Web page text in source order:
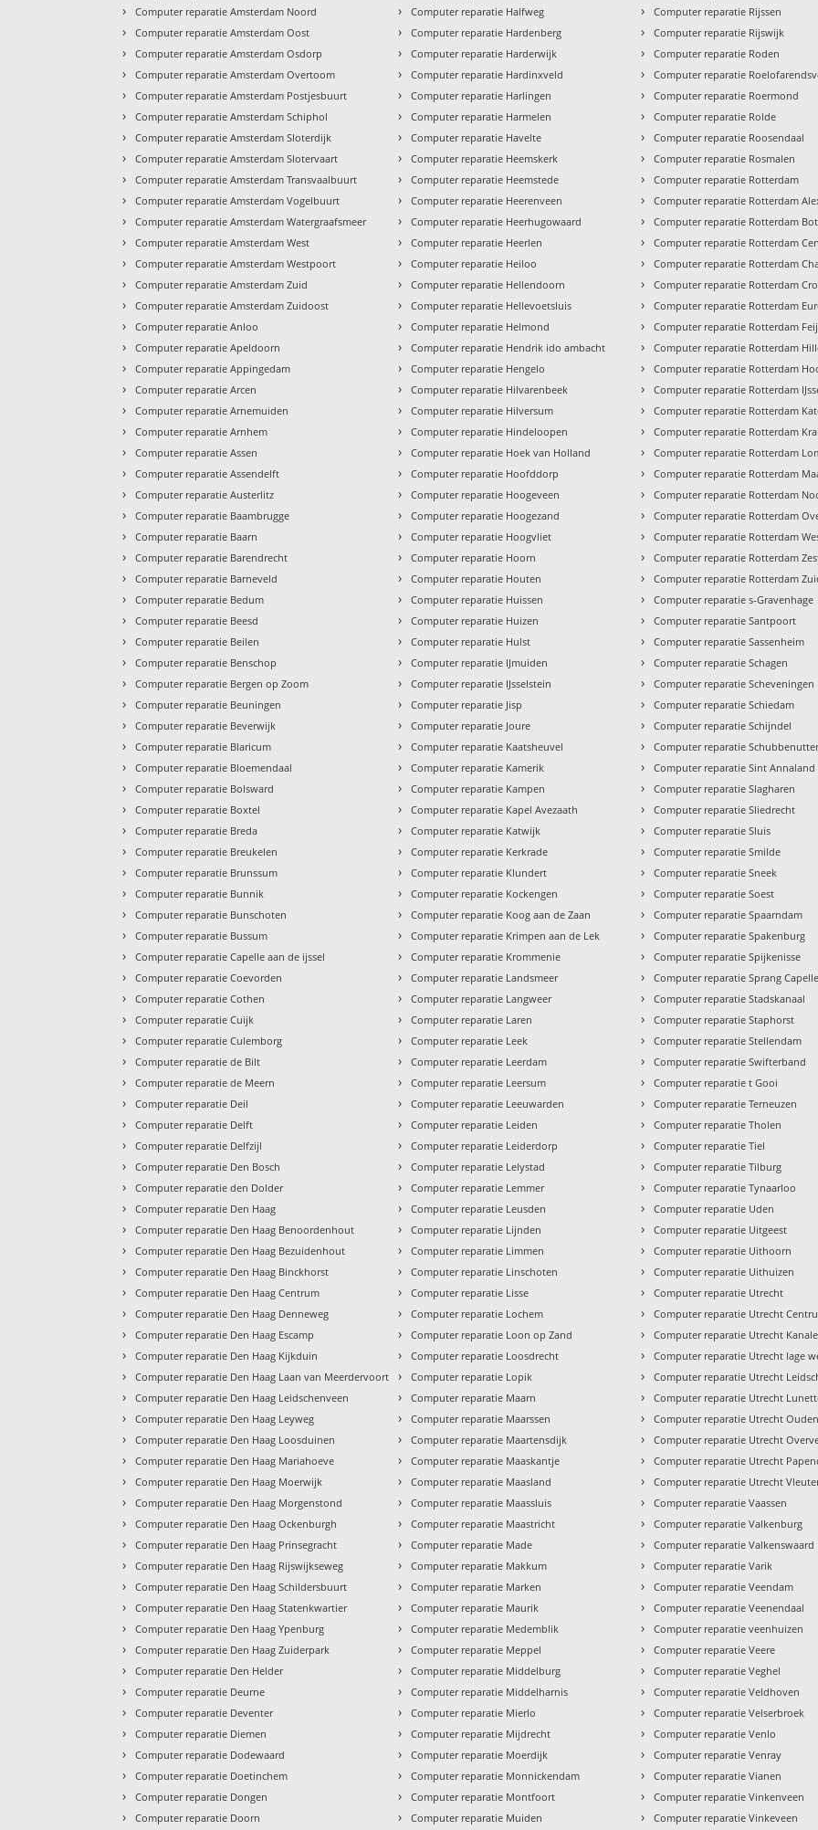
› Computer reparatie Amsterdam Noord
› Computer reparatie Amsterdam Oost
› Computer reparatie Amsterdam Osdorp
› Computer reparatie Amsterdam Overtoom
› Computer reparatie Amsterdam Postjesbuurt
› Computer reparatie Amsterdam Schiphol
› Computer reparatie Amsterdam Sloterdijk
› Computer reparatie Amsterdam Slotervaart
› Computer reparatie Amsterdam Transvaalbuurt
› Computer reparatie Amsterdam Vogelbuurt
› Computer reparatie Amsterdam Watergraafsmeer
› Computer reparatie Amsterdam West
› Computer reparatie Amsterdam Westpoort
› Computer reparatie Amsterdam Zuid
› Computer reparatie Amsterdam Zuidoost
› Computer reparatie Anloo
› Computer reparatie Apeldoorn
› Computer reparatie Appingedam
› Computer reparatie Arcen
› Computer reparatie Arnemuiden
› Computer reparatie Arnhem
› Computer reparatie Assen
› Computer reparatie Assendelft
› Computer reparatie Austerlitz
› Computer reparatie Baambrugge
› Computer reparatie Baarn
› Computer reparatie Barendrecht
› Computer reparatie Barneveld
› Computer reparatie Bedum
› Computer reparatie Beesd
› Computer reparatie Beilen
› Computer reparatie Benschop
› Computer reparatie Bergen op Zoom
› Computer reparatie Beuningen
› Computer reparatie Beverwijk
› Computer reparatie Blaricum
› Computer reparatie Bloemendaal
› Computer reparatie Bolsward
› Computer reparatie Boxtel
› Computer reparatie Breda
› Computer reparatie Breukelen
› Computer reparatie Brunssum
› Computer reparatie Bunnik
› Computer reparatie Bunschoten
› Computer reparatie Bussum
› Computer reparatie Capelle aan de ijssel
› Computer reparatie Coevorden
› Computer reparatie Cothen
› Computer reparatie Cuijk
› Computer reparatie Culemborg
› Computer reparatie de Bilt
› Computer reparatie de Meern
› Computer reparatie Deil
› Computer reparatie Delft
› Computer reparatie Delfzijl
› Computer reparatie Den Bosch
› Computer reparatie den Dolder
› Computer reparatie Den Haag
› Computer reparatie Den Haag Benoordenhout
› Computer reparatie Den Haag Bezuidenhout
› Computer reparatie Den Haag Binckhorst
› Computer reparatie Den Haag Centrum
› Computer reparatie Den Haag Denneweg
› Computer reparatie Den Haag Escamp
› Computer reparatie Den Haag Kijkduin
› Computer reparatie Den Haag Laan van Meerdervoort
› Computer reparatie Den Haag Leidschenveen
› Computer reparatie Den Haag Leyweg
› Computer reparatie Den Haag Loosduinen
› Computer reparatie Den Haag Mariahoeve
› Computer reparatie Den Haag Moerwijk
› Computer reparatie Den Haag Morgenstond
› Computer reparatie Den Haag Ockenburgh
› Computer reparatie Den Haag Prinsegracht
› Computer reparatie Den Haag Rijswijkseweg
› Computer reparatie Den Haag Schildersbuurt
› Computer reparatie Den Haag Statenkwartier
› Computer reparatie Den Haag Ypenburg
› Computer reparatie Den Haag Zuiderpark
› Computer reparatie Den Helder
› Computer reparatie Deurne
› Computer reparatie Deventer
› Computer reparatie Diemen
› Computer reparatie Dodewaard
› Computer reparatie Doetinchem
› Computer reparatie Dongen
› Computer reparatie Doorn
› Computer reparatie Halfweg
› Computer reparatie Hardenberg
› Computer reparatie Harderwijk
› Computer reparatie Hardinxveld
› Computer reparatie Harlingen
› Computer reparatie Harmelen
› Computer reparatie Havelte
› Computer reparatie Heemskerk
› Computer reparatie Heemstede
› Computer reparatie Heerenveen
› Computer reparatie Heerhugowaard
› Computer reparatie Heerlen
› Computer reparatie Heiloo
› Computer reparatie Hellendoorn
› Computer reparatie Hellevoetsluis
› Computer reparatie Helmond
› Computer reparatie Hendrik ido ambacht
› Computer reparatie Hengelo
› Computer reparatie Hilvarenbeek
› Computer reparatie Hilversum
› Computer reparatie Hindeloopen
› Computer reparatie Hoek van Holland
› Computer reparatie Hoofddorp
› Computer reparatie Hoogeveen
› Computer reparatie Hoogezand
› Computer reparatie Hoogvliet
› Computer reparatie Hoorn
› Computer reparatie Houten
› Computer reparatie Huissen
› Computer reparatie Huizen
› Computer reparatie Hulst
› Computer reparatie IJmuiden
› Computer reparatie IJsselstein
› Computer reparatie Jisp
› Computer reparatie Joure
› Computer reparatie Kaatsheuvel
› Computer reparatie Kamerik
› Computer reparatie Kampen
› Computer reparatie Kapel Avezaath
› Computer reparatie Katwijk
› Computer reparatie Kerkrade
› Computer reparatie Klundert
› Computer reparatie Kockengen
› Computer reparatie Koog aan de Zaan
› Computer reparatie Krimpen aan de Lek
› Computer reparatie Krommenie
› Computer reparatie Landsmeer
› Computer reparatie Langweer
› Computer reparatie Laren
› Computer reparatie Leek
› Computer reparatie Leerdam
› Computer reparatie Leersum
› Computer reparatie Leeuwarden
› Computer reparatie Leiden
› Computer reparatie Leiderdorp
› Computer reparatie Lelystad
› Computer reparatie Lemmer
› Computer reparatie Leusden
› Computer reparatie Lijnden
› Computer reparatie Limmen
› Computer reparatie Linschoten
› Computer reparatie Lisse
› Computer reparatie Lochem
› Computer reparatie Loon op Zand
› Computer reparatie Loosdrecht
› Computer reparatie Lopik
› Computer reparatie Maarn
› Computer reparatie Maarssen
› Computer reparatie Maartensdijk
› Computer reparatie Maaskantje
› Computer reparatie Maasland
› Computer reparatie Maassluis
› Computer reparatie Maastricht
› Computer reparatie Made
› Computer reparatie Makkum
› Computer reparatie Marken
› Computer reparatie Maurik
› Computer reparatie Medemblik
› Computer reparatie Meppel
› Computer reparatie Middelburg
› Computer reparatie Middelharnis
› Computer reparatie Mierlo
› Computer reparatie Mijdrecht
› Computer reparatie Moerdijk
› Computer reparatie Monnickendam
› Computer reparatie Montfoort
› Computer reparatie Muiden
› Computer reparatie Rijssen
› Computer reparatie Rijswijk
› Computer reparatie Roden
› Computer reparatie
› Computer reparatie Roermond
› Computer reparatie Rolde
› Computer reparatie Roosendaal
› Computer reparatie Rosmalen
› Computer reparatie Rotterdam
› Computer reparatie Rotterdam
› Computer reparatie Rotterdam
› Computer reparatie Rotterdam
› Computer reparatie Rotterdam
› Computer reparatie Rotterdam
› Computer reparatie Rotterdam
› Computer reparatie Rotterdam
› Computer reparatie Rotterdam
› Computer reparatie Rotterdam
› Computer reparatie Rotterdam
› Computer reparatie Rotterdam
› Computer reparatie Rotterdam
› Computer reparatie Rotterdam
› Computer reparatie Rotterdam
› Computer reparatie Rotterdam
› Computer reparatie Rotterdam
› Computer reparatie Rotterdam
› Computer reparatie Rotterdam
› Computer reparatie Rotterdam
› Computer reparatie s-Gravenhage
› Computer reparatie Santpoort
› Computer reparatie Sassenheim
› Computer reparatie Schagen
› Computer reparatie Scheveningen
› Computer reparatie Schiedam
› Computer reparatie Schijndel
› Computer reparatie
› Computer reparatie Sint Annaland
› Computer reparatie Slagharen
› Computer reparatie Sliedrecht
› Computer reparatie Sluis
› Computer reparatie Smilde
› Computer reparatie Sneek
› Computer reparatie Soest
› Computer reparatie Spaarndam
› Computer reparatie Spakenburg
› Computer reparatie Spijkenisse
› Computer reparatie Sprang Capelle
› Computer reparatie Stadskanaal
› Computer reparatie Staphorst
› Computer reparatie Stellendam
› Computer reparatie Swifterband
› Computer reparatie t Gooi
› Computer reparatie Terneuzen
› Computer reparatie Tholen
› Computer reparatie Tiel
› Computer reparatie Tilburg
› Computer reparatie Tynaarloo
› Computer reparatie Uden
› Computer reparatie Uitgeest
› Computer reparatie Uithoorn
› Computer reparatie Uithuizen
› Computer reparatie Utrecht
› Computer reparatie Utrecht
› Computer reparatie Utrecht
› Computer reparatie Utrecht lage
› Computer reparatie Utrecht
› Computer reparatie Utrecht
› Computer reparatie Utrecht
› Computer reparatie Utrecht
› Computer reparatie Utrecht
› Computer reparatie Utrecht
› Computer reparatie Vaassen
› Computer reparatie Valkenburg
› Computer reparatie Valkenswaard
› Computer reparatie Varik
› Computer reparatie Veendam
› Computer reparatie Veenendaal
› Computer reparatie veenhuizen
› Computer reparatie Veere
› Computer reparatie Veghel
› Computer reparatie Veldhoven
› Computer reparatie Velserbroek
› Computer reparatie Venlo
› Computer reparatie Venray
› Computer reparatie Vianen
› Computer reparatie Vinkenveen
› Computer reparatie Vinkeveen